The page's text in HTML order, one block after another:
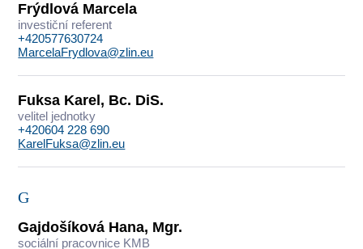
Frýdlová Marcela
investiční referent
+420577630724
MarcelaFrydlova@zlin.eu
Fuksa Karel, Bc. DiS.
velitel jednotky
+420604 228 690
KarelFuksa@zlin.eu
G
Gajdošíková Hana, Mgr.
sociální pracovnice KMB